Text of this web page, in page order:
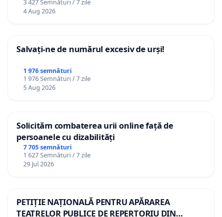
3 427 Semnături / 7 zile
4 Aug 2026
Salvați-ne de numărul excesiv de urși!
1 976 semnături
1 976 Semnături / 7 zile
5 Aug 2026
Solicităm combaterea urii online față de
persoanele cu dizabilități
7 705 semnături
1 627 Semnături / 7 zile
29 Jul 2026
PETIȚIE NAȚIONALĂ PENTRU APĂRAREA
TEATRELOR PUBLICE DE REPERTORIU DIN